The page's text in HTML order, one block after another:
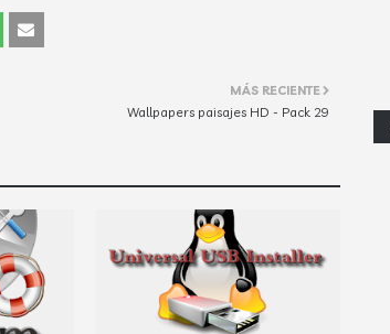
MÁS RECIENTE
Wallpapers paisajes HD - Pack 29